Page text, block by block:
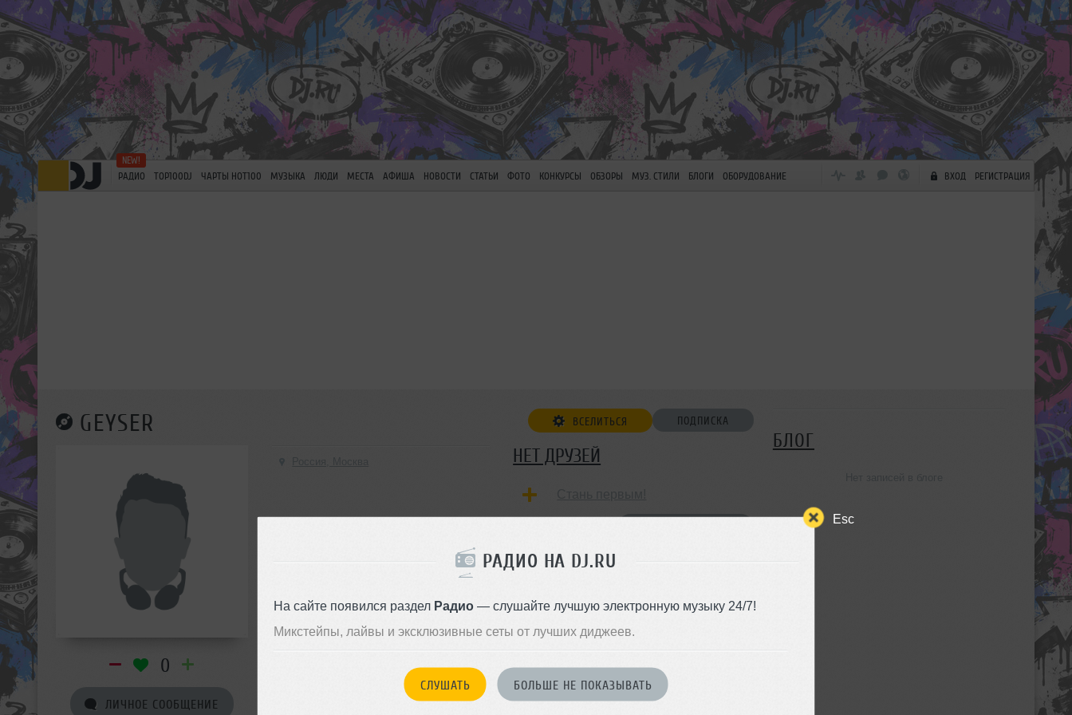
Esc
РАДИО НА DJ.RU
На сайте появился раздел Радио— слушайте лучшую электронную музыку 24/7!
Микстейпы, лайвы и эксклюзивные сеты от лучших диджеев.
СЛУШАТЬ БОЛЬШЕ НЕ ПОКАЗЫВАТЬ
РАДИО TOP100DJ ЧАРТЫ HOT100 МУЗЫКА ЛЮДИ МЕСТА АФИША НОВОСТИ СТАТЬИ ФОТО КОНКУРСЫ ОБЗОРЫ МУЗ. СТИЛИ БЛОГИ ОБОРУДОВАНИЕ ВХОД РЕГИСТРАЦИЯ
GEYSER ПОДПИСКА
ВСЕЛИТЬСЯ
0
ЛИЧНОЕ СООБЩЕНИЕ
НЕТ ДРУЗЕЙ
БЛОГ